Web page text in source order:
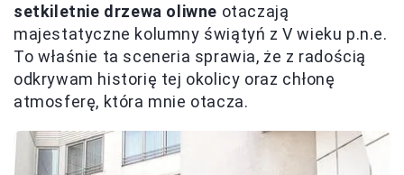
setkiletnie drzewa oliwne otaczają
majestatyczne kolumny świątyń z V wieku p.n.e.
To właśnie ta sceneria sprawia, że z radością
odkrywam historię tej okolicy oraz chłonę
atmosferę, która mnie otacza.